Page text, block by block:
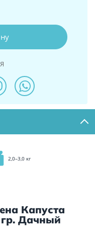
2,0–3,0 кг
Капуста
гр. Дачный